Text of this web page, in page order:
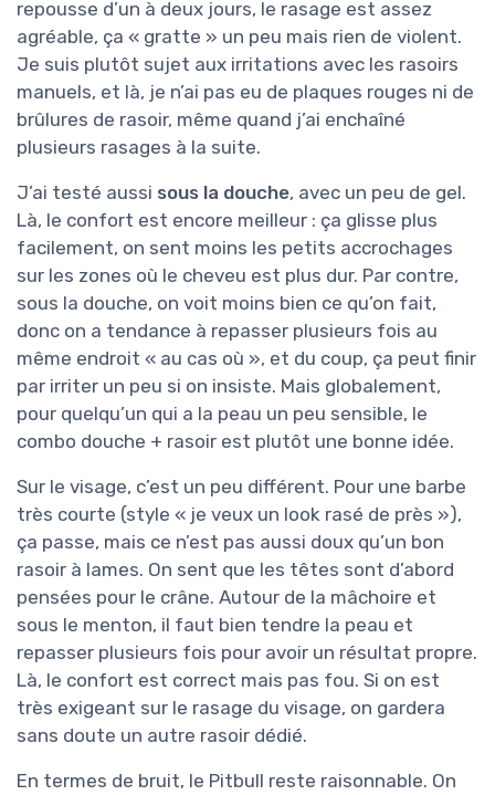
repousse d’un à deux jours, le rasage est assez
agréable, ça « gratte » un peu mais rien de violent.
Je suis plutôt sujet aux irritations avec les rasoirs
manuels, et là, je n’ai pas eu de plaques rouges ni de
brûlures de rasoir, même quand j’ai enchaîné
plusieurs rasages à la suite.
J’ai testé aussi sous la douche, avec un peu de gel.
Là, le confort est encore meilleur : ça glisse plus
facilement, on sent moins les petits accrochages
sur les zones où le cheveu est plus dur. Par contre,
sous la douche, on voit moins bien ce qu’on fait,
donc on a tendance à repasser plusieurs fois au
même endroit « au cas où », et du coup, ça peut finir
par irriter un peu si on insiste. Mais globalement,
pour quelqu’un qui a la peau un peu sensible, le
combo douche + rasoir est plutôt une bonne idée.
Sur le visage, c’est un peu différent. Pour une barbe
très courte (style « je veux un look rasé de près »),
ça passe, mais ce n’est pas aussi doux qu’un bon
rasoir à lames. On sent que les têtes sont d’abord
pensées pour le crâne. Autour de la mâchoire et
sous le menton, il faut bien tendre la peau et
repasser plusieurs fois pour avoir un résultat propre.
Là, le confort est correct mais pas fou. Si on est
très exigeant sur le rasage du visage, on gardera
sans doute un autre rasoir dédié.
En termes de bruit, le Pitbull reste raisonnable. On